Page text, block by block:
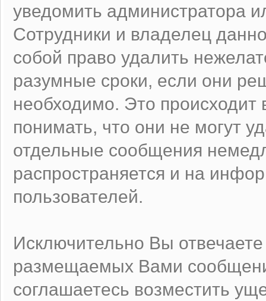
уведомить администратора
Сотрудники и владелец
собой право удалить
разумные сроки, если они
необходимо. Это происходит
понимать, что они не могут
отдельные сообщения
распространяется и на
пользователей.
Исключительно Вы
размещаемых Вами
соглашаетесь возместить